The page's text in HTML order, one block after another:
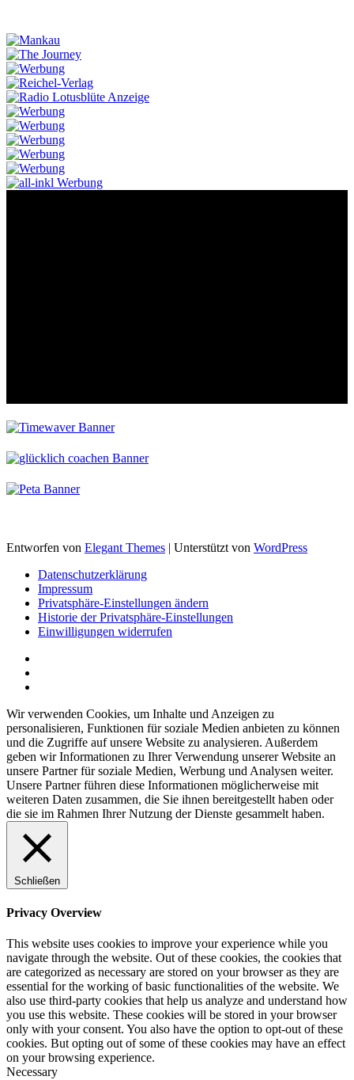
Entworfen von Elegant Themes | Unterstützt von WordPress
Datenschutzerklärung
Impressum
Privatsphäre-Einstellungen ändern
Historie der Privatsphäre-Einstellungen
Einwilligungen widerrufen
Wir verwenden Cookies, um Inhalte und Anzeigen zu
personalisieren, Funktionen für soziale Medien anbieten zu können
und die Zugriffe auf unsere Website zu analysieren. Außerdem
geben wir Informationen zu Ihrer Verwendung unserer Website an
unsere Partner für soziale Medien, Werbung und Analysen weiter.
Unsere Partner führen diese Informationen möglicherweise mit
weiteren Daten zusammen, die Sie ihnen bereitgestellt haben oder
die sie im Rahmen Ihrer Nutzung der Dienste gesammelt haben.
Schließen
Privacy Overview
This website uses cookies to improve your experience while you
navigate through the website. Out of these cookies, the cookies that
are categorized as necessary are stored on your browser as they are
essential for the working of basic functionalities of the website. We
also use third-party cookies that help us analyze and understand how
you use this website. These cookies will be stored in your browser
only with your consent. You also have the option to opt-out of these
cookies. But opting out of some of these cookies may have an effect
on your browsing experience.
Necessary